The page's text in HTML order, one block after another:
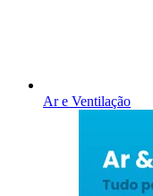
Ar e Ventilação